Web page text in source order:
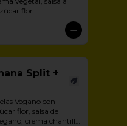
flor.
Split +
Vegano con
flor, salsa de
crema chantilly